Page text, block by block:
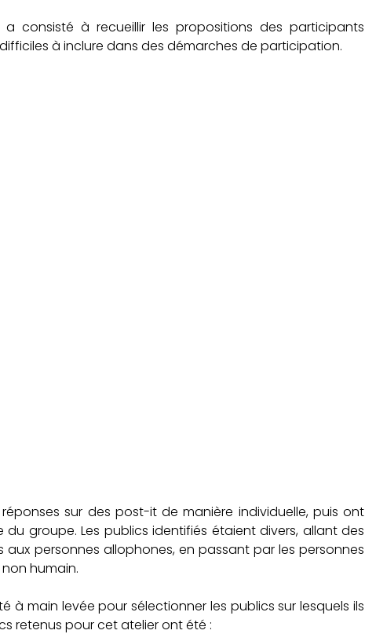
consisté à recueillir les propositions des participants
à inclure dans des démarches de participation.
sur des post-it de manière individuelle, puis ont
groupe. Les publics identifiés étaient divers, allant des
personnes allophones, en passant par les personnes
humain.
à main levée pour sélectionner les publics sur lesquels ils
retenus pour cet atelier ont été :